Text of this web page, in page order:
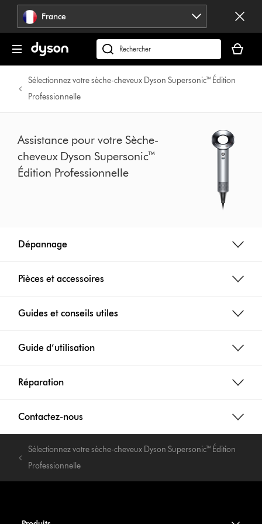
Sauter
pages
France
Rechercher
des
produits
panier
est
vide
Sélectionnez votre sèche-cheveux Dyson Supersonic™ Édition
Professionnelle
Assistance pour votre Sèche-
cheveux Dyson Supersonic™
Édition Professionnelle
Dépannage
Pièces et accessoires
Guides et conseils utiles
Guide d’utilisation
Réparation
Contactez-nous
Sélectionnez votre sèche-cheveux Dyson Supersonic™ Édition
Professionnelle